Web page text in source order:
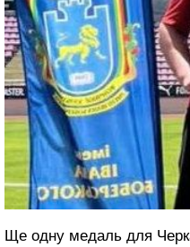
Ще одну медаль для